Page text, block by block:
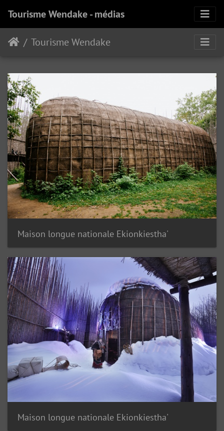
Tourisme Wendake - médias
Tourisme Wendake
Maison longue nationale Ekionkiestha'
Maison longue nationale Ekionkiestha'